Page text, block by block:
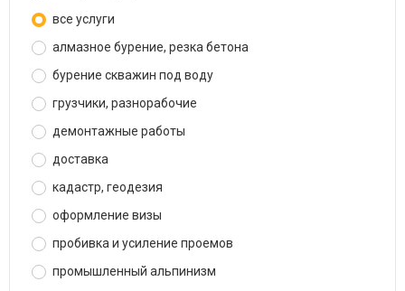
все услуги
алмазное бурение, резка бетона
бурение скважин под воду
грузчики, разнорабочие
демонтажные работы
доставка
кадастр, геодезия
оформление визы
пробивка и усиление проемов
промышленный альпинизм